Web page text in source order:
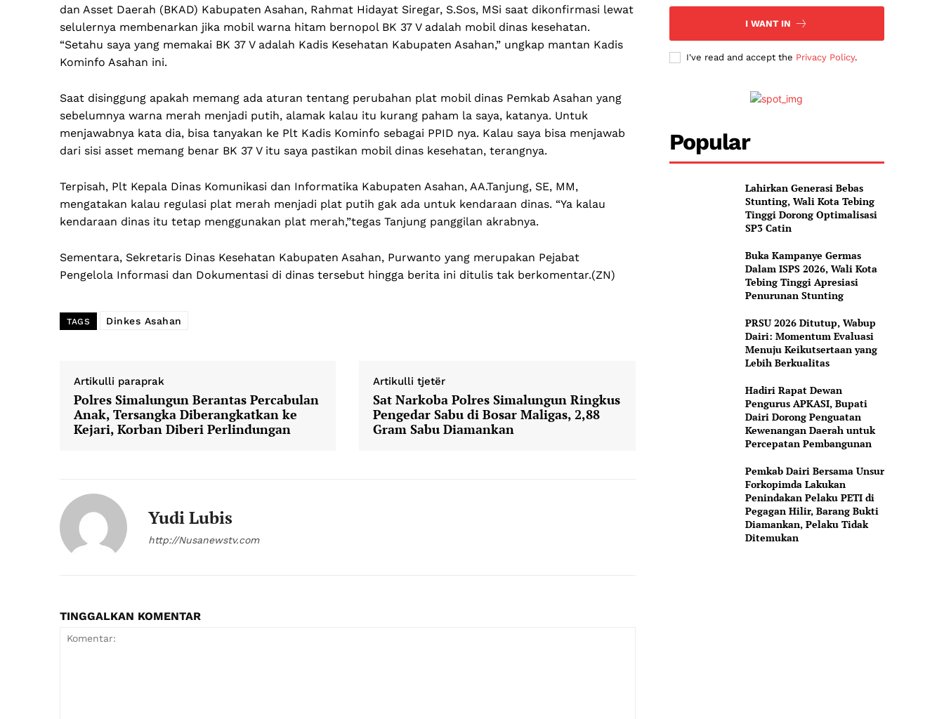
SUBSCRIBE NOW
Contact us
Subscription Plans
dan Asset Daerah (BKAD) Kabupaten Asahan, Rahmat Hidayat Siregar, S.Sos, MSi saat dikonfirmasi lewat
selulernya membenarkan jika mobil warna hitam bernopol BK 37 V adalah mobil dinas kesehatan.
“Setahu saya yang memakai BK 37 V adalah Kadis Kesehatan Kabupaten Asahan,” ungkap mantan Kadis
Kominfo Asahan ini.
Saat disinggung apakah memang ada aturan tentang perubahan plat mobil dinas Pemkab Asahan yang
sebelumnya warna merah menjadi putih, alamak kalau itu kurang paham la saya, katanya. Untuk
menjawabnya kata dia, bisa tanyakan ke Plt Kadis Kominfo sebagai PPID nya. Kalau saya bisa menjawab
dari sisi asset memang benar BK 37 V itu saya pastikan mobil dinas kesehatan, terangnya.
Terpisah, Plt Kepala Dinas Komunikasi dan Informatika Kabupaten Asahan, AA.Tanjung, SE, MM,
mengatakan kalau regulasi plat merah menjadi plat putih gak ada untuk kendaraan dinas. “Ya kalau
kendaraan dinas itu tetap menggunakan plat merah,”tegas Tanjung panggilan akrabnya.
Sementara, Sekretaris Dinas Kesehatan Kabupaten Asahan, Purwanto yang merupakan Pejabat
Pengelola Informasi dan Dokumentasi di dinas tersebut hingga berita ini ditulis tak berkomentar.(ZN)
TAGS Dinkes Asahan
Artikulli paraprak
Polres Simalungun Berantas Percabulan
Anak, Tersangka Diberangkatkan ke
Kejari, Korban Diberi Perlindungan
Artikulli tjetër
Sat Narkoba Polres Simalungun Ringkus
Pengedar Sabu di Bosar Maligas, 2,88
Gram Sabu Diamankan
Yudi Lubis
http://Nusanewstv.com
TINGGALKAN KOMENTAR
I WANT IN
I've read and accept the Privacy Policy.
Popular
Lahirkan Generasi Bebas
Stunting, Wali Kota Tebing
Tinggi Dorong Optimalisasi
SP3 Catin
Buka Kampanye Germas
Dalam ISPS 2026, Wali Kota
Tebing Tinggi Apresiasi
Penurunan Stunting
PRSU 2026 Ditutup, Wabup
Dairi: Momentum Evaluasi
Menuju Keikutsertaan yang
Lebih Berkualitas
Hadiri Rapat Dewan
Pengurus APKASI, Bupati
Dairi Dorong Penguatan
Kewenangan Daerah untuk
Percepatan Pembangunan
Pemkab Dairi Bersama Unsur
Forkopimda Lakukan
Penindakan Pelaku PETI di
Pegagan Hilir, Barang Bukti
Diamankan, Pelaku Tidak
Ditemukan